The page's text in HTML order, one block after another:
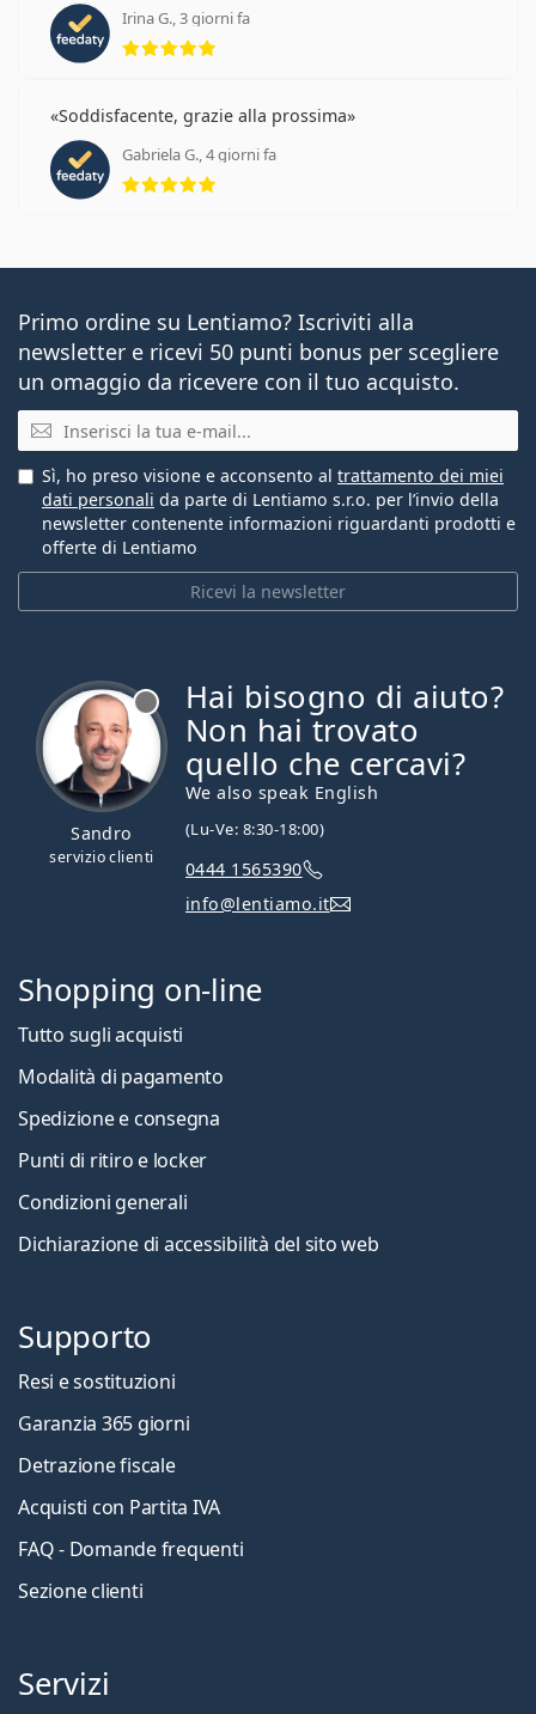
Irina G., 3 giorni fa
Soddisfacente, grazie alla prossima
Gabriela G., 4 giorni fa
valutazione 5 di 5
Primo ordine su Lentiamo? Iscriviti alla
newsletter e ricevi 50 punti bonus per scegliere
un omaggio da ricevere con il tuo acquisto.
E-mail
Ricevi la newsletter
Sì, ho preso visione e acconsento al trattamento dei miei
dati personali da parte di Lentiamo s.r.o. per l’invio della
newsletter contenente informazioni riguardanti prodotti e
offerte di Lentiamo
Sandro
servizio clienti
Hai bisogno di aiuto?
Non hai trovato
quello che cercavi?
We also speak English
(Lu-Ve: 8:30-18:00)
0444 1565390
info@lentiamo.it
Shopping on-line
Tutto sugli acquisti
Modalità di pagamento
Spedizione e consegna
Punti di ritiro e locker
Condizioni generali
Dichiarazione di accessibilità del sito web
Supporto
Resi e sostituzioni
Garanzia 365 giorni
Detrazione fiscale
Acquisti con Partita IVA
FAQ - Domande frequenti
Sezione clienti
Servizi